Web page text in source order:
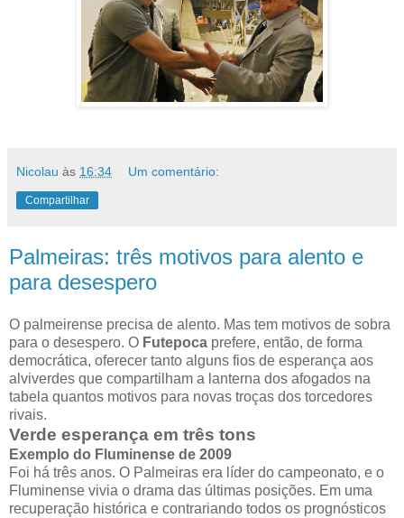
Nicolau às 16:34 Um comentário:
Compartilhar
Palmeiras: três motivos para alento e
para desespero
O palmeirense precisa de alento. Mas tem motivos de sobra
para o desespero. O Futepoca prefere, então, de forma
democrática, oferecer tanto alguns fios de esperança aos
alviverdes que compartilham a lanterna dos afogados na
tabela quantos motivos para novas troças dos torcedores
rivais.
Verde esperança em três tons
Exemplo do Fluminense de 2009
Foi há três anos. O Palmeiras era líder do campeonato, e o
Fluminense vivia o drama das últimas posições. Em uma
recuperação histórica e contrariando todos os prognósticos